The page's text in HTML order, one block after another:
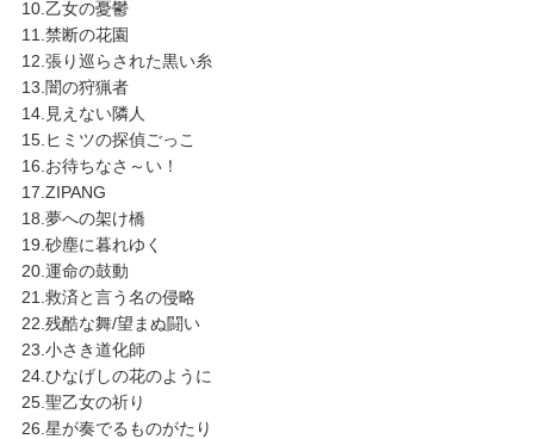
10.乙女の憂鬱
11.禁断の花園
12.張り巡らされた黒い糸
13.闇の狩猟者
14.見えない隣人
15.ヒミツの探偵ごっこ
16.お待ちなさ～い！
17.ZIPANG
18.夢への架け橋
19.砂塵に暮れゆく
20.運命の鼓動
21.救済と言う名の侵略
22.残酷な舞/望まぬ闘い
23.小さき道化師
24.ひなげしの花のように
25.聖乙女の祈り
26.星が奏でるものがたり